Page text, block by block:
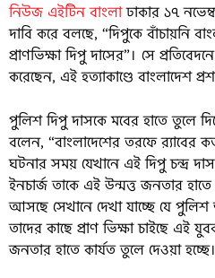
নিউজ এইটিন বাংলাঢাকার ১৭
দাবি করে বলছে, “দিপুকে বাঁচায়নি
প্রাণভিক্ষা দিপু দাসের”। সে
করেছেন, এই হত্যাকাণ্ডে বাংলাদেশ
পুলিশ দিপু দাসকে মবের হাতে তুলে
বলেন, “বাংলাদেশের তরফে র‍্যাবের
ঘটনার সময় যেখানে এই দিপু চন্দ্র
ইনচার্জ তাকে এই উন্মত্ত জনতার
আসছে সেখানে দেখা যাচ্ছে যে
তাদের কাছে প্রাণ ভিক্ষা চাইছে এই
জনতার হাতে কার্যত তুলে দেওয়া